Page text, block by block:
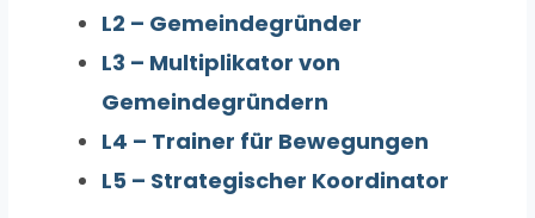
L2 – Gemeindegründer
L3 – Multiplikator von
Gemeindegründern
L4 – Trainer für Bewegungen
L5 – Strategischer Koordinator